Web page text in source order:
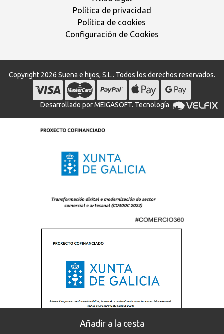
Política de privacidad
Política de cookies
Configuración de Cookies
Copyright 2026 Suena e hijos, S.L.. Todos los derechos reservados.
Desarrollado porMEIGASOFT. Tecnología